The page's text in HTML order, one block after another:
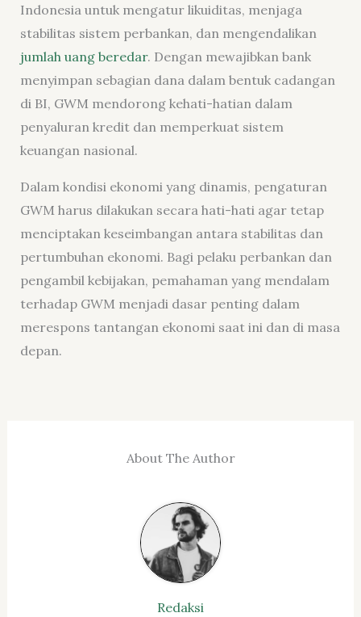
Indonesia untuk mengatur likuiditas, menjaga
stabilitas sistem perbankan, dan mengendalikan
jumlah uang beredar. Dengan mewajibkan bank
menyimpan sebagian dana dalam bentuk cadangan
di BI, GWM mendorong kehati-hatian dalam
penyaluran kredit dan memperkuat sistem
keuangan nasional.
Dalam kondisi ekonomi yang dinamis, pengaturan
GWM harus dilakukan secara hati-hati agar tetap
menciptakan keseimbangan antara stabilitas dan
pertumbuhan ekonomi. Bagi pelaku perbankan dan
pengambil kebijakan, pemahaman yang mendalam
terhadap GWM menjadi dasar penting dalam
merespons tantangan ekonomi saat ini dan di masa
depan.
About The Author
Redaksi